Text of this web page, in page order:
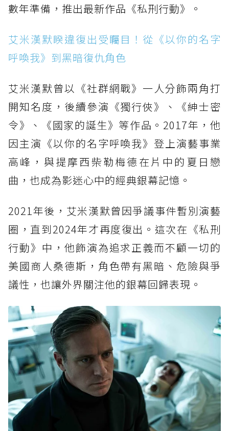
數年準備，推出最新作品《私刑行動》。
艾米漢默睽違復出受矚目！從《以你的名字
呼喚我》到黑暗復仇角色
艾米漢默曾以《社群網戰》一人分飾兩角打
開知名度，後續參演《獨行俠》、《紳士密
令》、《國家的誕生》等作品。2017年，他
因主演《以你的名字呼喚我》登上演藝事業
高峰，與提摩西柴勒梅德在片中的夏日戀
曲，也成為影迷心中的經典銀幕記憶。
2021年後，艾米漢默曾因爭議事件暫別演藝
圈，直到2024年才再度復出。這次在《私刑
行動》中，他飾演為追求正義而不顧一切的
美國商人桑德斯，角色帶有黑暗、危險與爭
議性，也讓外界關注他的銀幕回歸表現。